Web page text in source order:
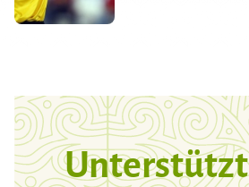
Unterstützt